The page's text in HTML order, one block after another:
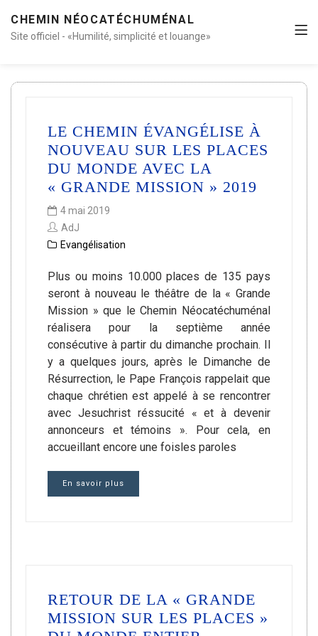
CHEMIN NÉOCATÉCHUMÉNAL
Site officiel - «Humilité, simplicité et louange»
LE CHEMIN ÉVANGÉLISE À
NOUVEAU SUR LES PLACES
DU MONDE AVEC LA
« GRANDE MISSION » 2019
4 mai 2019
AdJ
Evangélisation
Plus ou moins 10.000 places de 135 pays
seront à nouveau le théâtre de la « Grande
Mission » que le Chemin Néocatéchuménal
réalisera pour la septième année
consécutive à partir du dimanche prochain. Il
y a quelques jours, après le Dimanche de
Résurrection, le Pape François rappelait que
chaque chrétien est appelé à se rencontrer
avec Jesuchrist réssucité « et à devenir
annonceurs et témoins ». Pour cela, en
accueillant encore une foisles paroles
En savoir plus
RETOUR DE LA « GRANDE
MISSION SUR LES PLACES »